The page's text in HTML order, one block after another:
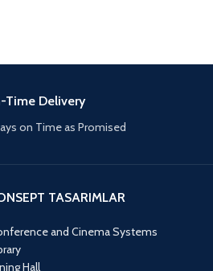
Time Delivery
on Time as Promised
TASARIMLAR
and Cinema Systems
Hall